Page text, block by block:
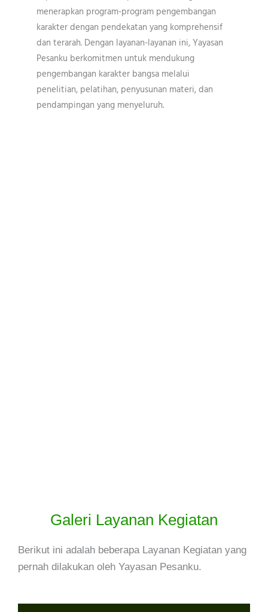
menerapkan program-program pengembangan
karakter dengan pendekatan yang komprehensif
dan terarah. Dengan layanan-layanan ini, Yayasan
Pesanku berkomitmen untuk mendukung
pengembangan karakter bangsa melalui
penelitian, pelatihan, penyusunan materi, dan
pendampingan yang menyeluruh.
Galeri Layanan Kegiatan
Berikut ini adalah beberapa Layanan Kegiatan yang
pernah dilakukan oleh Yayasan Pesanku.